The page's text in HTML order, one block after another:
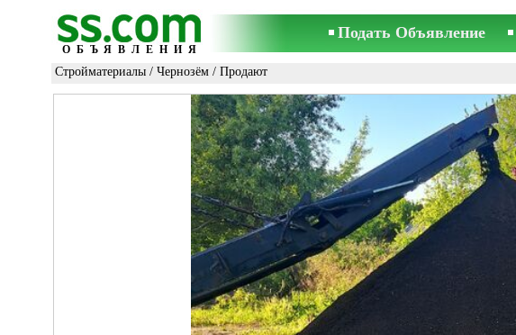
ОБЪЯВЛЕНИЯ
Подать Объявление
Стройматериалы / Чернозём / Продают